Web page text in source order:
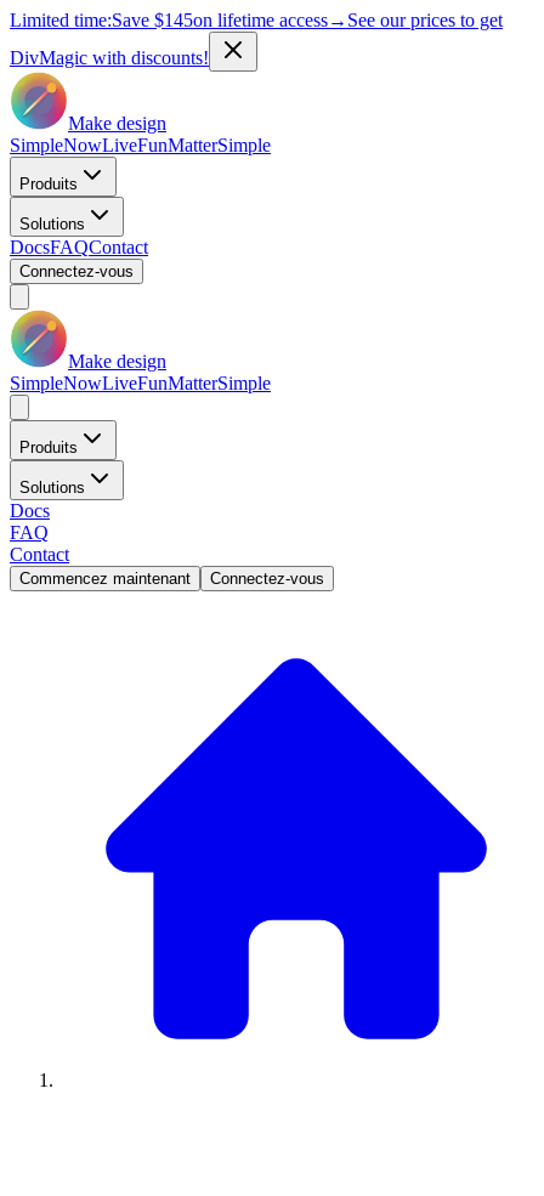
Limited time:Save $145on lifetime access→ See our prices to get
DivMagic with discounts!
Make design
SimpleNowLiveFunMatterSimple
Produits
Solutions
DocsFAQContact
Connectez-vous
Make design
SimpleNowLiveFunMatterSimple
Produits
Solutions
Docs
FAQ
Contact
Commencez maintenant Connectez-vous